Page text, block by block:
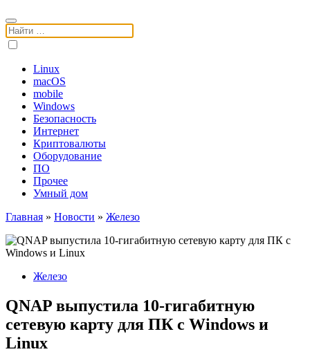
Поиск:
Linux
macOS
mobile
Windows
Безопасность
Интернет
Криптовалюты
Оборудование
ПО
Прочее
Умный дом
Главная » Новости » Железо
Железо
QNAP выпустила 10-гигабитную
сетевую карту для ПК с Windows и
Linux